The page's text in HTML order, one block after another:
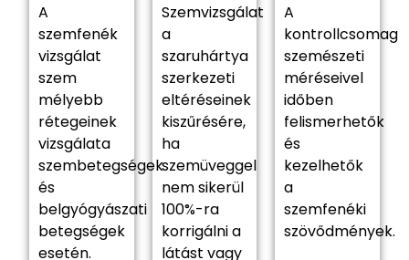
A
szemfenék
vizsgálat
szem
mélyebb
rétegeinek
vizsgálata
szembetegségek
és
belgyógyászati
betegségek
esetén.
Szemvizsgálat
a
szaruhártya
szerkezeti
eltéréseinek
kiszűrésére,
ha
szemüveggel
nem sikerül
100%-ra
korrigálni a
látást vagy
A
kontrollcsomag
szemészeti
méréseivel
időben
felismerhetők
és
kezelhetők
a
szemfenéki
szövődmények.